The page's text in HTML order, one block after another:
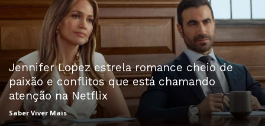
Jennifer Lopez estrela romance cheio de
paixão e conflitos que está chamando
atenção na Netflix
Saber Viver Mais